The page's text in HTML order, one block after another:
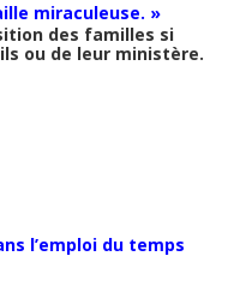
miraculeuse. »
des familles si
ou de leur ministère.
l’emploi du temps